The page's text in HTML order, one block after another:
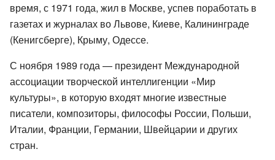
время, с 1971 года, жил в Москве, успев поработать в
газетах и журналах во Львове, Киеве, Калининграде
(Кенигсберге), Крыму, Одессе.
С ноября 1989 года — президент Международной
ассоциации творческой интеллигенции «Мир
культуры», в которую входят многие известные
писатели, композиторы, философы России, Польши,
Италии, Франции, Германии, Швейцарии и других
стран.